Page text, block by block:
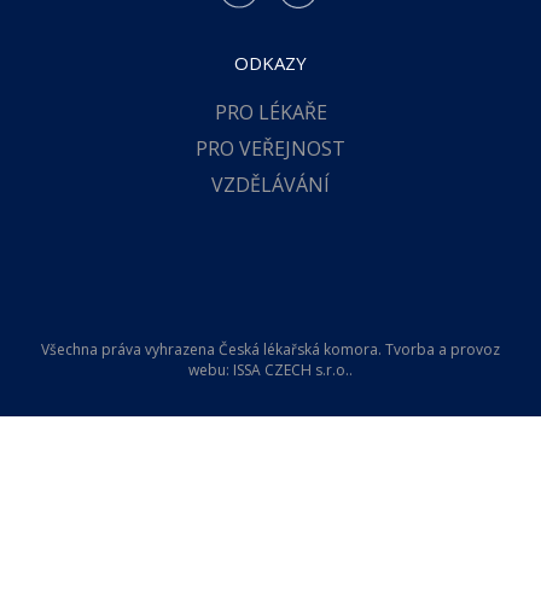
ODKAZY
PRO LÉKAŘE
PRO VEŘEJNOST
VZDĚLÁVÁNÍ
Všechna práva vyhrazena Česká lékařská komora. Tvorba a provoz
webu: ISSA CZECH s.r.o..